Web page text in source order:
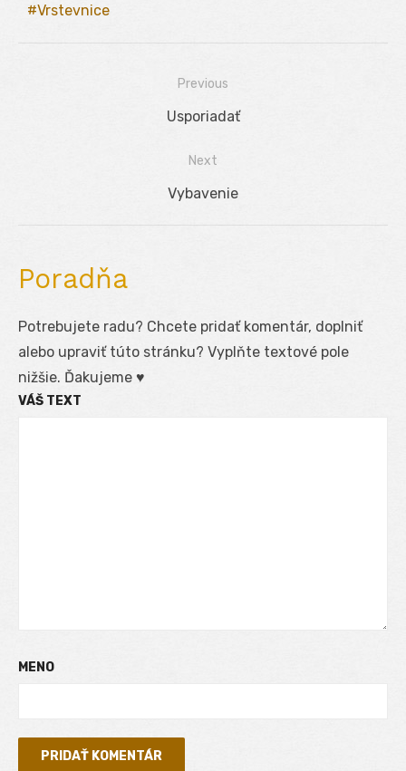
Vrstevnice
Previous
Previous
Usporiadať
Next
Next
Vybavenie
Poradňa
Potrebujete radu? Chcete pridať komentár, doplniť
alebo upraviť túto stránku? Vyplňte textové pole
nižšie. Ďakujeme ♥
VÁŠ TEXT
MENO